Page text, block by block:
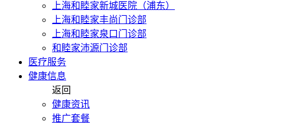
上海和睦家新城医院（浦东）
上海和睦家丰尚门诊部
上海和睦家泉口门诊部
和睦家沛源门诊部
医疗服务
健康信息
返回
健康资讯
推广套餐